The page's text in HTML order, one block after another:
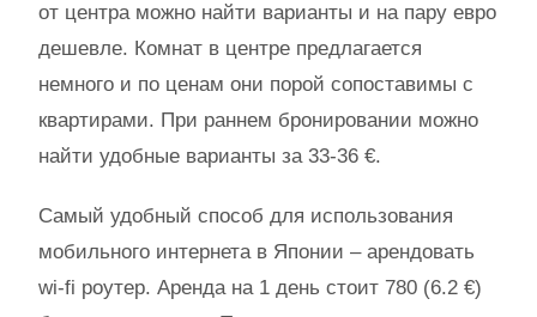
от центра можно найти варианты и на пару евро
дешевле. Комнат в центре предлагается
немного и по ценам они порой сопоставимы с
квартирами. При раннем бронировании можно
найти удобные варианты за 33-36 €.
Самый удобный способ для использования
мобильного интернета в Японии – арендовать
wi-fi роутер. Аренда на 1 день стоит 780 (6.2 €)